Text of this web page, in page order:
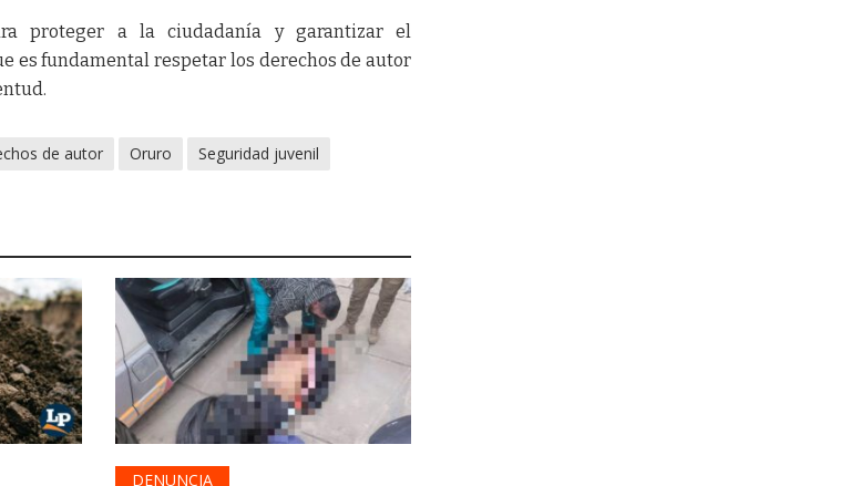
proteger a la ciudadanía y garantizar el
es fundamental respetar los derechos de autor
de autor Oruro Seguridad juvenil
DENUNCIA